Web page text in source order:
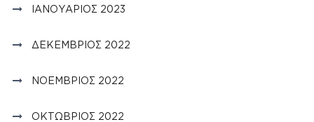
ΙΑΝΟΥΆΡΙΟΣ 2023
ΔΕΚΈΜΒΡΙΟΣ 2022
ΝΟΈΜΒΡΙΟΣ 2022
ΟΚΤΏΒΡΙΟΣ 2022